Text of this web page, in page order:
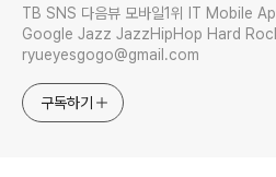
TB SNS 다음뷰 모바일1위 IT Mobile
Google Jazz JazzHipHop Hard
ryueyesgogo@gmail.com
구독하기